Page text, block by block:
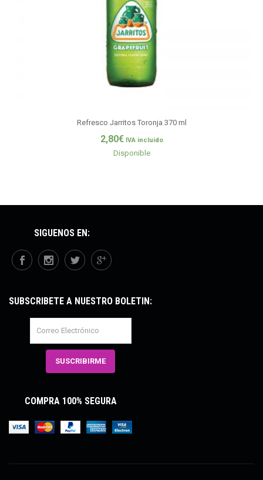
Refresco Jarritos Toronja 370 ml
2,80€ IVA incluido
Disponible
SÍGUENOS EN:
SUBSCRÍBETE A NUESTRO BOLETÍN:
COMPRA 100% SEGURA